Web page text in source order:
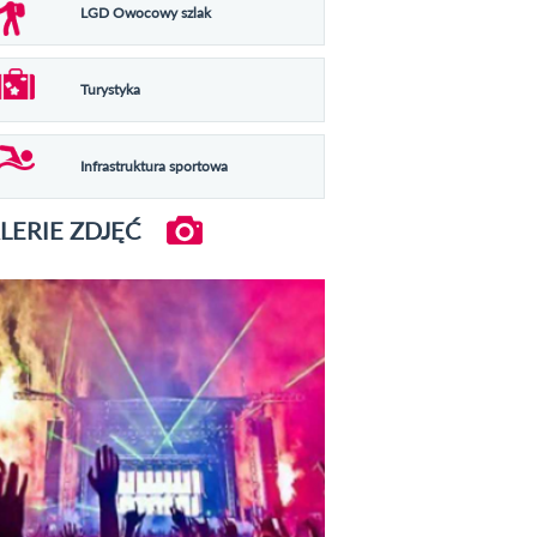
LGD Owocowy szlak
Turystyka
Infrastruktura sportowa
ZDJĘĆ